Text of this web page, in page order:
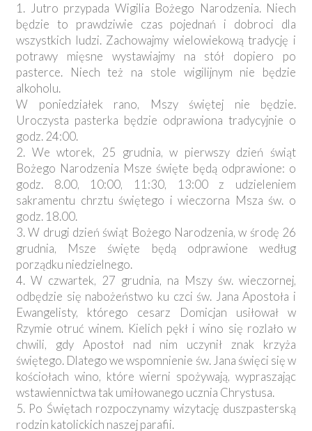
1. Jutro przypada Wigilia Bożego Narodzenia. Niech
będzie to prawdziwie czas pojednań i dobroci dla
wszystkich ludzi. Zachowajmy wielowiekową tradycję i
potrawy mięsne wystawiajmy na stół dopiero po
pasterce. Niech też na stole wigilijnym nie będzie
alkoholu.
W poniedziałek rano, Mszy świętej nie będzie.
Uroczysta pasterka będzie odprawiona tradycyjnie o
godz. 24:00.
2. We wtorek, 25 grudnia, w pierwszy dzień świąt
Bożego Narodzenia Msze święte będą odprawione: o
godz. 8.00, 10:00, 11:30, 13:00 z udzieleniem
sakramentu chrztu świętego i wieczorna Msza św. o
godz. 18.00.
3. W drugi dzień świąt Bożego Narodzenia, w środę 26
grudnia, Msze święte będą odprawione według
porządku niedzielnego.
4. W czwartek, 27 grudnia, na Mszy św. wieczornej,
odbędzie się nabożeństwo ku czci św. Jana Apostoła i
Ewangelisty, którego cesarz Domicjan usiłował w
Rzymie otruć winem. Kielich pękł i wino się rozlało w
chwili, gdy Apostoł nad nim uczynił znak krzyża
świętego. Dlatego we wspomnienie św. Jana święci się w
kościołach wino, które wierni spożywają, wypraszając
wstawiennictwa tak umiłowanego ucznia Chrystusa.
5. Po Świętach rozpoczynamy wizytację duszpasterską
rodzin katolickich naszej parafii.